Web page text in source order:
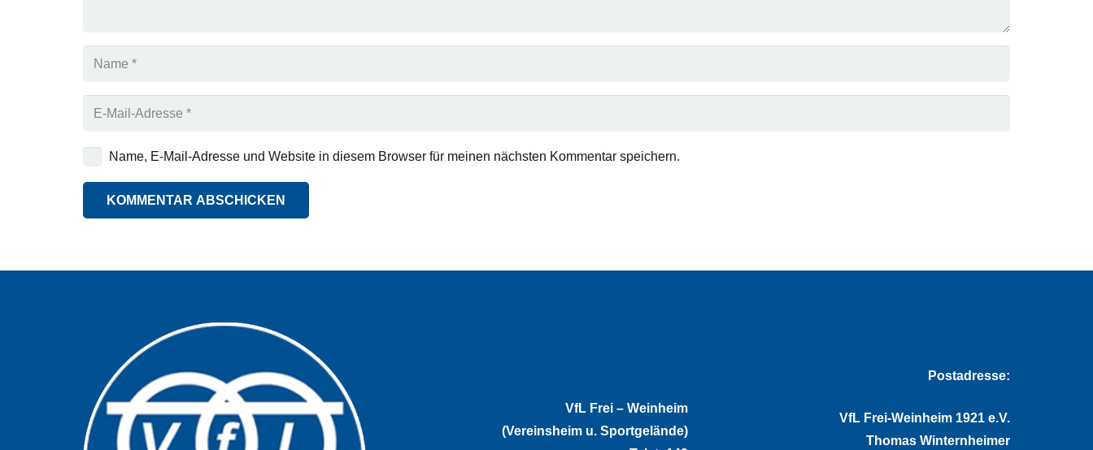
Name, E-Mail-Adresse und Website in diesem Browser für meinen nächsten Kommentar speichern.
KOMMENTAR ABSCHICKEN
VfL Frei – Weinheim
(Vereinsheim u. Sportgelände)
Postadresse:
VfL Frei-Weinheim 1921 e.V.
Thomas Winternheimer